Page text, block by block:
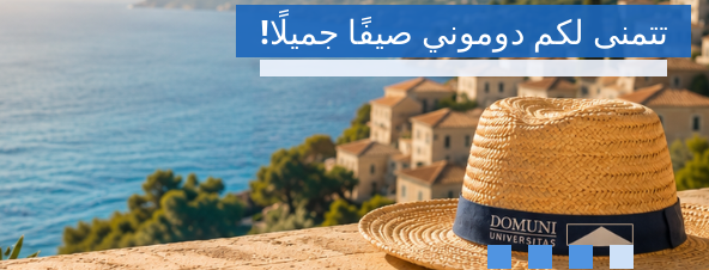
المدرسة الصيفية الدولية 2026
لقد انتهت المدرسة الصيفية!
يمكنكم مشاهدة المحاضرات الكبرى مجددًا على
قناتنا علىYouTube.